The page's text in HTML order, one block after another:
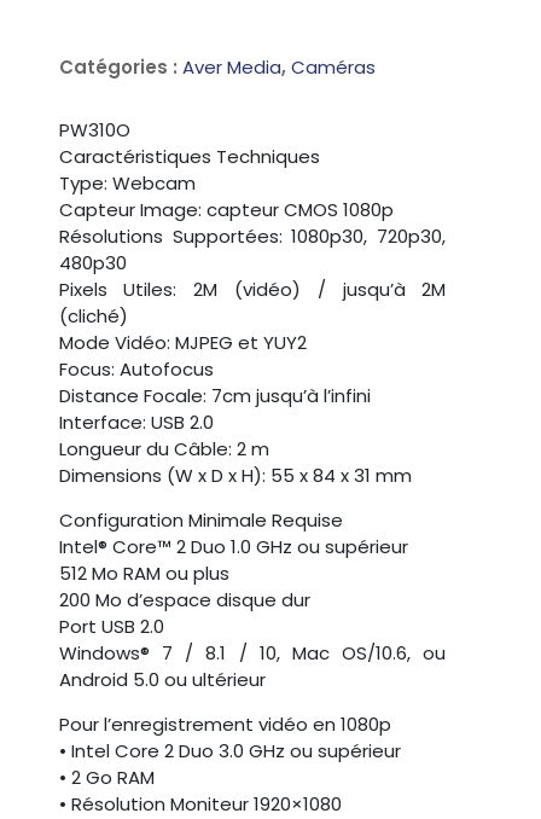
Catégories : Aver Media, Caméras
PW310O
Caractéristiques Techniques
Type: Webcam
Capteur Image: capteur CMOS 1080p
Résolutions Supportées: 1080p30, 720p30,
480p30
Pixels Utiles: 2M (vidéo) / jusqu’à 2M
(cliché)
Mode Vidéo: MJPEG et YUY2
Focus: Autofocus
Distance Focale: 7cm jusqu’à l’infini
Interface: USB 2.0
Longueur du Câble: 2 m
Dimensions (W x D x H): 55 x 84 x 31 mm
Configuration Minimale Requise
Intel® Core™ 2 Duo 1.0 GHz ou supérieur
512 Mo RAM ou plus
200 Mo d’espace disque dur
Port USB 2.0
Windows® 7 / 8.1 / 10, Mac OS/10.6, ou
Android 5.0 ou ultérieur
Pour l’enregistrement vidéo en 1080p
• Intel Core 2 Duo 3.0 GHz ou supérieur
• 2 Go RAM
• Résolution Moniteur 1920×1080